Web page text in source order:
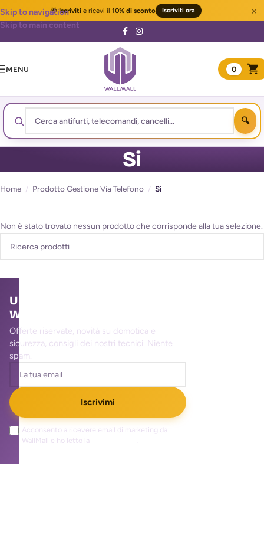
🎁Iscrivitie ricevi il 10% di sconto Iscriviti ora ×
Skip to navigation
Skip to main content
MENU 0
Si
Home / Prodotto Gestione Via Telefono / Si
Non è stato trovato nessun prodotto che corrisponde alla tua selezione.
Unisciti alla community
WallMall
Offerte riservate, novità su domotica e
sicurezza, consigli dei nostri tecnici. Niente
spam.
Iscrivimi
Acconsento a ricevere email di marketing da
WallMall e ho letto la
.